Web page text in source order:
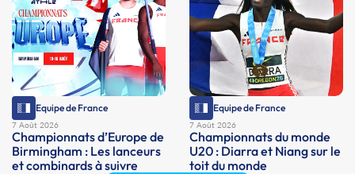
Equipe de France
7 Août 2026
Championnats d’Europe de
Birmingham : Les lanceurs
et combinards à suivre
Equipe de France
7 Août 2026
Championnats du monde
U20 : Diarra et Niang sur le
toit du monde